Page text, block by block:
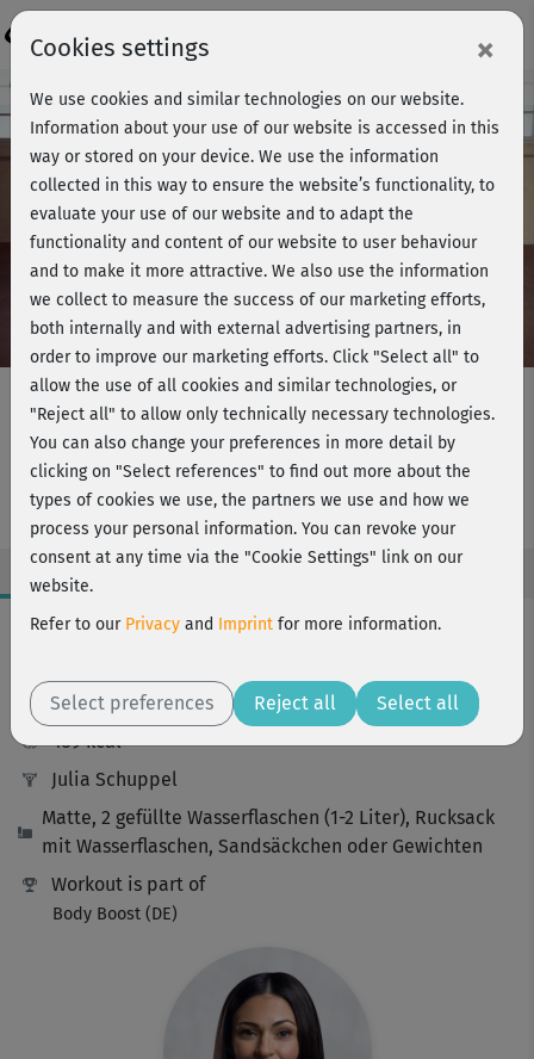
Play
Video
Course preview - join now!
Muskeltraining mit Julia -
Oberkörper & Bauch
Workout Facts
57 Min
439 kcal
Julia Schuppel
Matte, 2 gefüllte Wasserflaschen (1-2 Liter), Rucksack
mit Wasserflaschen, Sandsäckchen oder Gewichten
Workout is part of
Body Boost (DE)
Cookies settings ×
We use cookies and similar technologies on our website.
Information about your use of our website is accessed in this
way or stored on your device. We use the information
collected in this way to ensure the website’s functionality, to
evaluate your use of our website and to adapt the
functionality and content of our website to user behaviour
and to make it more attractive. We also use the information
we collect to measure the success of our marketing efforts,
both internally and with external advertising partners, in
order to improve our marketing efforts. Click "Select all" to
allow the use of all cookies and similar technologies, or
"Reject all" to allow only technically necessary technologies.
You can also change your preferences in more detail by
clicking on "Select references" to find out more about the
types of cookies we use, the partners we use and how we
process your personal information. You can revoke your
consent at any time via the "Cookie Settings" link on our
website.
Refer to our Privacy and Imprint for more information.
Select preferences Reject all Select all